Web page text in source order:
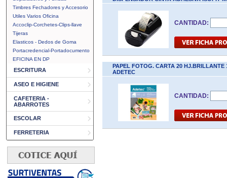
Timbres Fechadores y Accesorio
Utiles Varios Oficina
Accoclip-Corchetes-Clips-llave
Tijeras
Elasticos - Dedos de Goma
Portacredencial-Portadocumento
EFICINA EN DP
ESCRITURA
ASEO E HIGIENE
CAFETERIA -
ABARROTES
ESCOLAR
FERRETERIA
CANTIDAD:
PAPEL FOTOG. CARTA 20 HJ.BRILLANTE
ADETEC
CANTIDAD: